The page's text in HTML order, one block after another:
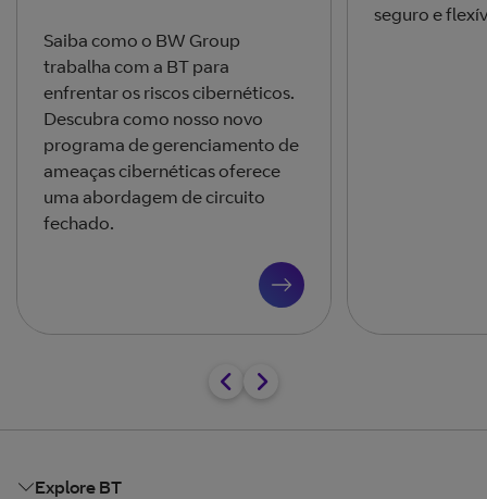
Saiba como o BW Group
trabalha com a BT para
enfrentar os riscos cibernéticos.
Descubra como nosso novo
programa de gerenciamento de
ameaças cibernéticas oferece
uma abordagem de circuito
fechado.
seguro e
Explore BT